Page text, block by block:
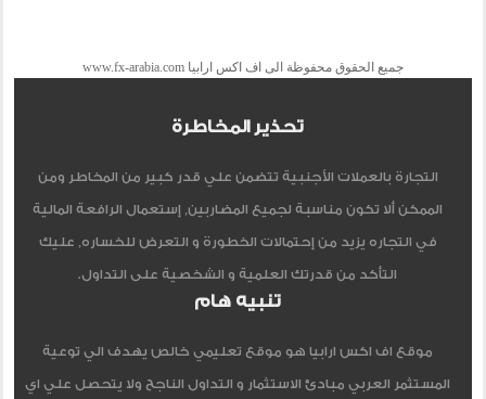
جميع الحقوق محفوظة الى اف اكس ارابيا www.fx-arabia.com
تحذير المخاطرة
التجارة بالعملات الأجنبية تتضمن علي قدر كبير من المخاطر ومن
الممكن ألا تكون مناسبة لجميع المضاربين, إستعمال الرافعة المالية
في التجاره يزيد من إحتمالات الخطورة و التعرض للخساره, عليك
التأكد من قدرتك العلمية و الشخصية على التداول.
تنبيه هام
موقع اف اكس ارابيا هو موقع تعليمي خالص يهدف الي توعية
المستثمر العربي مبادئ الاستثمار و التداول الناجح ولا يتحصل علي اي